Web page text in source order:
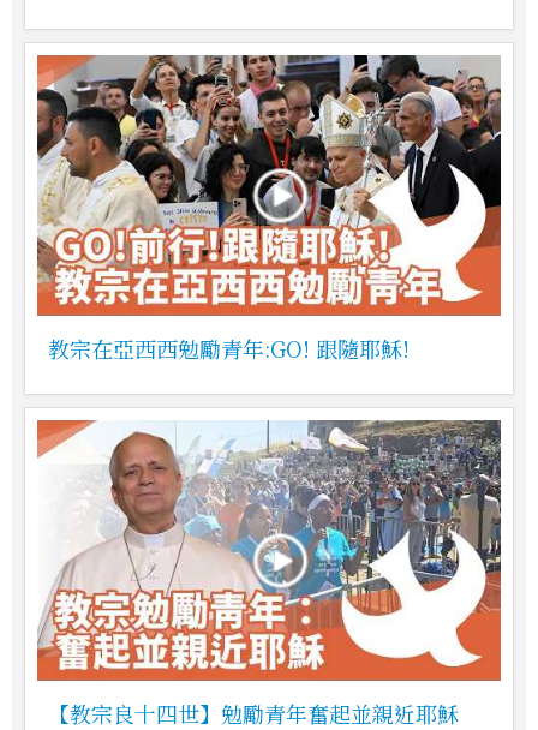
教宗在亞西西勉勵青年:GO! 跟隨耶穌!
【教宗良十四世】勉勵青年奮起並親近耶穌